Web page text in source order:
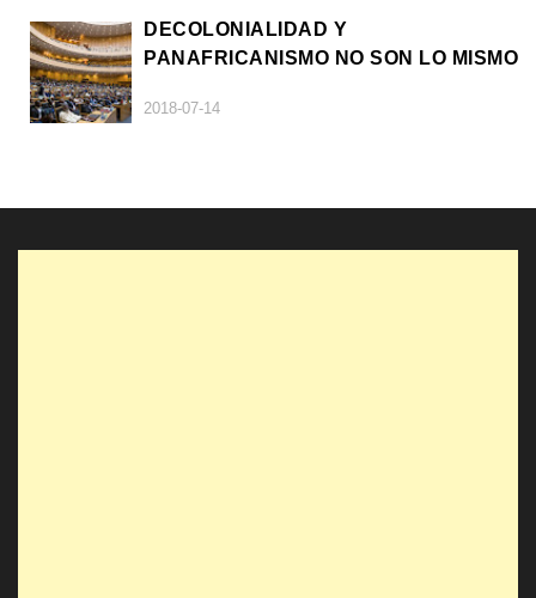
DECOLONIALIDAD Y
PANAFRICANISMO NO SON LO MISMO
2018-07-14